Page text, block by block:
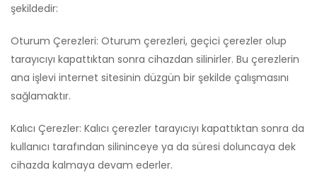
şekildedir:
Oturum Çerezleri: Oturum çerezleri, geçici çerezler olup
tarayıcıyı kapattıktan sonra cihazdan silinirler. Bu çerezlerin
ana işlevi internet sitesinin düzgün bir şekilde çalışmasını
sağlamaktır.
Kalıcı Çerezler: Kalıcı çerezler tarayıcıyı kapattıktan sonra da
kullanıcı tarafından silininceye ya da süresi doluncaya dek
cihazda kalmaya devam ederler.